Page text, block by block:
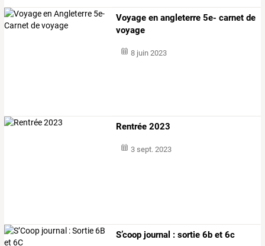
Voyage en angleterre 5e- carnet de
voyage
8 juin 2023
Rentrée 2023
3 sept. 2023
S’coop journal : sortie 6b et 6c